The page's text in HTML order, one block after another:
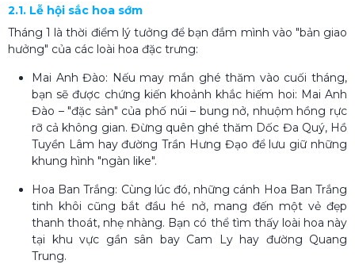
2.1. Lễ hội sắc hoa sớm
Tháng 1 là thời điểm lý tưởng để bạn đắm mình vào "bản giao
hưởng" của các loài hoa đặc trưng:
Mai Anh Đào: Nếu may mắn ghé thăm vào cuối tháng,
bạn sẽ được chứng kiến khoảnh khắc hiếm hoi: Mai Anh
Đào – "đặc sản" của phố núi – bung nở, nhuộm hồng rực
rỡ cả không gian. Đừng quên ghé thăm Dốc Đa Quý, Hồ
Tuyền Lâm hay đường Trần Hưng Đạo để lưu giữ những
khung hình "ngàn like".
Hoa Ban Trắng: Cùng lúc đó, những cánh Hoa Ban Trắng
tinh khôi cũng bắt đầu hé nở, mang đến một vẻ đẹp
thanh thoát, nhẹ nhàng. Bạn có thể tìm thấy loài hoa này
tại khu vực gần sân bay Cam Ly hay đường Quang
Trung.